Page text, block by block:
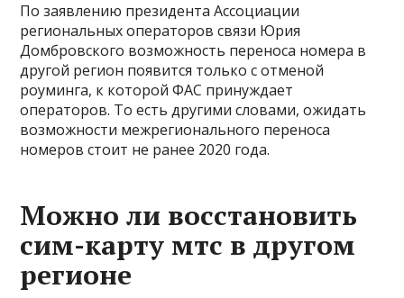
По заявлению президента Ассоциации
региональных операторов связи Юрия
Домбровского возможность переноса номера в
другой регион появится только с отменой
роуминга, к которой ФАС принуждает
операторов. То есть другими словами, ожидать
возможности межрегионального переноса
номеров стоит не ранее 2020 года.
Можно ли восстановить
сим-карту мтс в другом
регионе